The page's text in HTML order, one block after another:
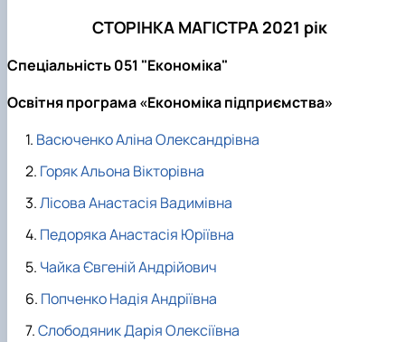
СТОРІНКА МАГІСТРА 2021 рік
Спеціальність 051 "Економіка"
Освітня програма «Економіка підприємства»
Васюченко Аліна Олександрівна
Горяк Альона Вікторівна
Лісова Анастасія Вадимівна
Педоряка Анастасія Юріївна
Чайка Євгеній Андрійович
Попченко Надія Андріївна
Слободяник Дарія Олексіївна